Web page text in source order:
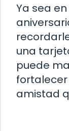
Ya sea
una
puede
amistad